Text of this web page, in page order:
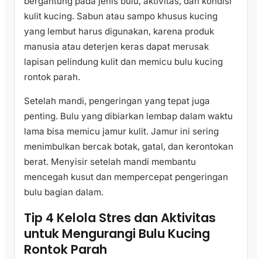
kulit kucing. Sabun atau sampo khusus kucing
yang lembut harus digunakan, karena produk
manusia atau deterjen keras dapat merusak
lapisan pelindung kulit dan memicu bulu kucing
rontok parah.
Setelah mandi, pengeringan yang tepat juga
penting. Bulu yang dibiarkan lembap dalam waktu
lama bisa memicu jamur kulit. Jamur ini sering
menimbulkan bercak botak, gatal, dan kerontokan
berat. Menyisir setelah mandi membantu
mencegah kusut dan mempercepat pengeringan
bulu bagian dalam.
Tip 4 Kelola Stres dan Aktivitas
untuk Mengurangi Bulu Kucing
Rontok Parah